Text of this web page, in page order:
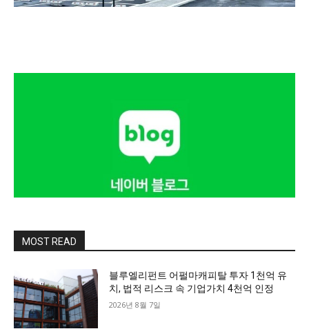
MOST READ
블루엘리펀트 어펄마캐피탈 투자 1천억 유
치, 법적 리스크 속 기업가치 4천억 인정
2026년 8월 7일